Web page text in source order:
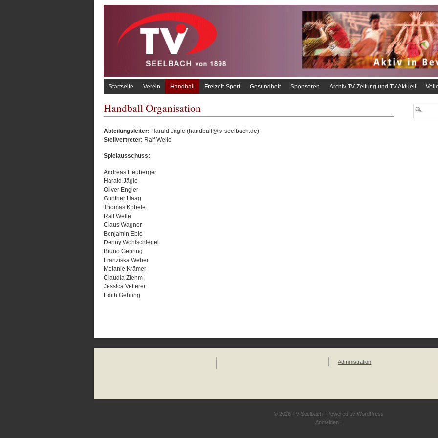
Startseite Verein Handball Freizeit-Sport Gesundheit Sponsoren Archiv TV Zeitung und TV Aktuell
Handball Organisation
Abteilungsleiter: Harald Jägle (handball@tv-seelbach.de)
Stellvertreter: Ralf Welle
Spielausschuss:
Andreas Heuberger
Harald Jägle
Oliver Engler
Günther Haag
Thomas Köbele
Ralf Welle
Claus Wagner
Benjamin Eble
Denny Wohlschlegel
Bruno Gehring
Franziska Weber
Melanie Krämer
Claudia Ziehm
Jessica Vetterer
Edith Gehring
Administration
© 2026 TV Seelbach | Powered by WordPress
Anmelden |